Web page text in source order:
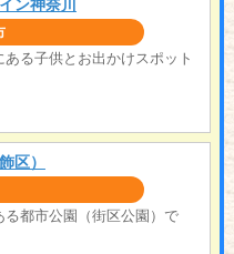
ン神奈川
る子供とお出かけスポット
区）
る都市公園（街区公園）で